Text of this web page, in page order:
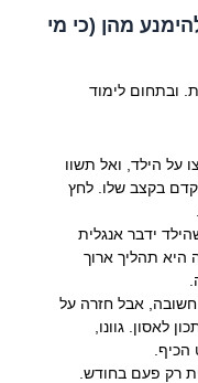
מהן (כי מי
ובתחום לימוד
על הילד, ואל תשוו
בקצב שלו. לחץ
ידבר אנגלית
תהליך ארוך
אבל חזרה על
לאסון. גוונו,
רק פעם בחודש.